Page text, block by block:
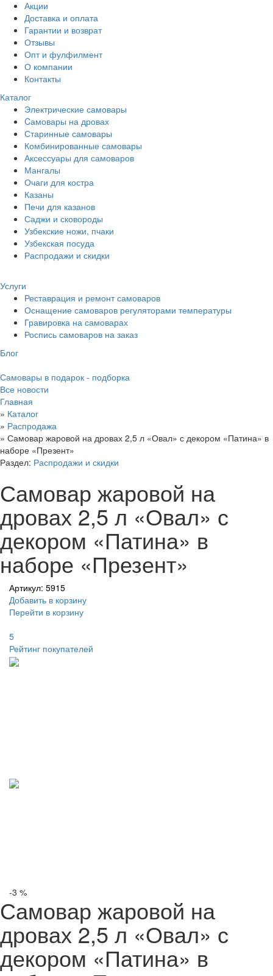
Акции
Доставка и оплата
Гарантии и возврат
Отзывы
Опт и фулфилмент
О компании
Контакты
Каталог
Электрические самовары
Cамовары на дровах
Старинные самовары
Комбинированные самовары
Аксессуары для самоваров
Мангалы
Очаги для костра
Казаны
Печи для казанов
Саджи и сковороды
Узбекские ножи, пчаки
Узбекская посуда
Распродажи и скидки
Услуги
Реставрация и ремонт самоваров
Оснащение самоваров регуляторами температуры
Гравировка на самоварах
Роспись самоваров на заказ
Блог
Самовары в подарок - подборка
Все новости
Главная
» Каталог
» Распродажа
» Самовар жаровой на дровах 2,5 л «Овал» с декором «Патина» в
наборе «Презент»
Раздел: Распродажи и скидки
Самовар жаровой на
дровах 2,5 л «Овал» с
декором «Патина» в
наборе «Презент»
Артикул: 5915
Добавить в корзину
Перейти в корзину
5
Рейтинг покупателей
-3 %
Самовар жаровой на
дровах 2,5 л «Овал» с
декором «Патина» в